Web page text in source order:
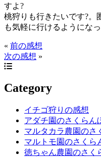
すよ?
桃狩りも行きたいです?。
も気軽に行けるようにな
« 前の感想
次の感想 »
Category
イチゴ狩りの感想
アダチ園のさくらん
マルタカラ農園のさ
マルトモ園のさくら
徳ちゃん農園のさく